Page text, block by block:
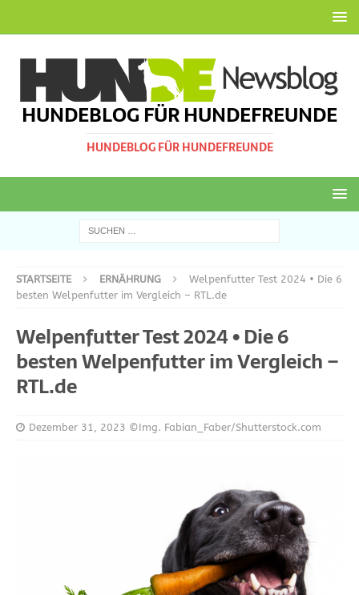
HUNDEBLOG FÜR HUNDEFREUNDE
HUNDEBLOG FÜR HUNDEFREUNDE
STARTSEITE ERNÄHRUNG
Welpenfutter Test 2024 • Die 6
besten Welpenfutter im Vergleich – RTL.de
Welpenfutter Test 2024 • Die 6
besten Welpenfutter im Vergleich –
RTL.de
Dezember 31, 2023 ©Img. Fabian_Faber/Shutterstock.com